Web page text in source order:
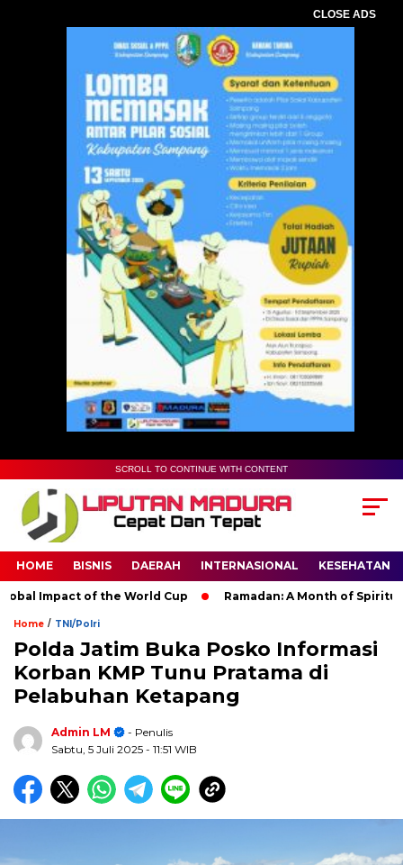
CLOSE ADS
SCROLL TO CONTINUE WITH CONTENT
HOME BISNIS DAERAH INTERNASIONAL KESEHATAN
Impact of the World Cup Ramadan: A Month of Spiritual
Home / TNI/Polri
Polda Jatim Buka Posko Informasi
Korban KMP Tunu Pratama di
Pelabuhan Ketapang
Admin LM
- Penulis
Sabtu, 5 Juli 2025 - 11:51 WIB